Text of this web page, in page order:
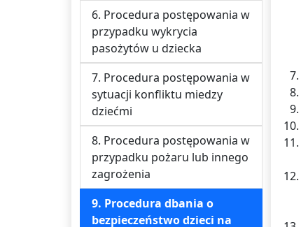
6. Procedura postępowania w
przypadku wykrycia
pasożytów u dziecka
7. Procedura postępowania w
sytuacji konfliktu miedzy
dziećmi
8. Procedura postępowania w
przypadku pożaru lub innego
zagrożenia
9. Procedura dbania o
bezpieczeństwo dzieci na